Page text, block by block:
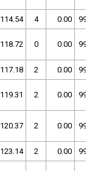
114.54 4 0.00 999
118.72 0 0.00 999
117.18 2 0.00 999
119.31 2 0.00 999
120.37 2 0.00 999
123.14 2 0.00 999